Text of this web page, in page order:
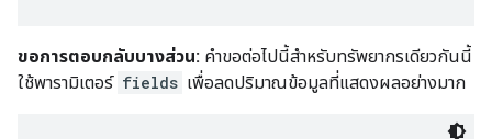
ขอการตอบกลับบางส่วน: คำขอต่อไปนี้สำหรับทรัพยากรเดียวกันนี้
ใช้พารามิเตอร์ fields เพื่อลดปริมาณข้อมูลที่แสดงผลอย่างมาก